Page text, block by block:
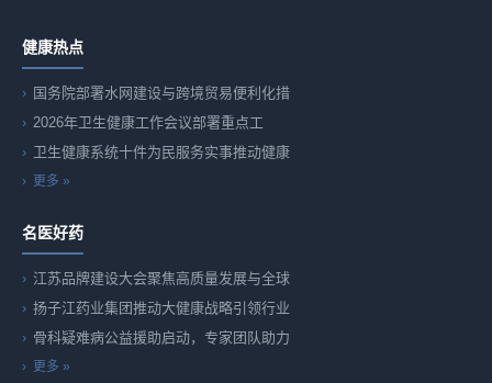
健康热点
国务院部署水网建设与跨境贸易便利化措
2026年卫生健康工作会议部署重点工
卫生健康系统十件为民服务实事推动健康
更多 »
名医好药
江苏品牌建设大会聚焦高质量发展与全球
扬子江药业集团推动大健康战略引领行业
骨科疑难病公益援助启动，专家团队助力
更多 »